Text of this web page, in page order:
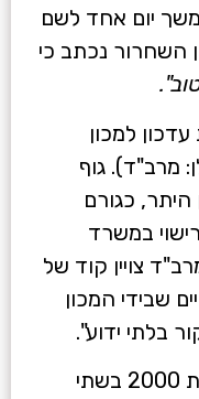
יום אחד לשם
השחרור נכתב כי
למכון
מרב"ד). גוף
כגורם
במשרד
צויין קוד של
שבידי המכון
בלתי ידוע".
מרב"ד פנה לחאדג'ג' בסוף שנת 2000 בשתי